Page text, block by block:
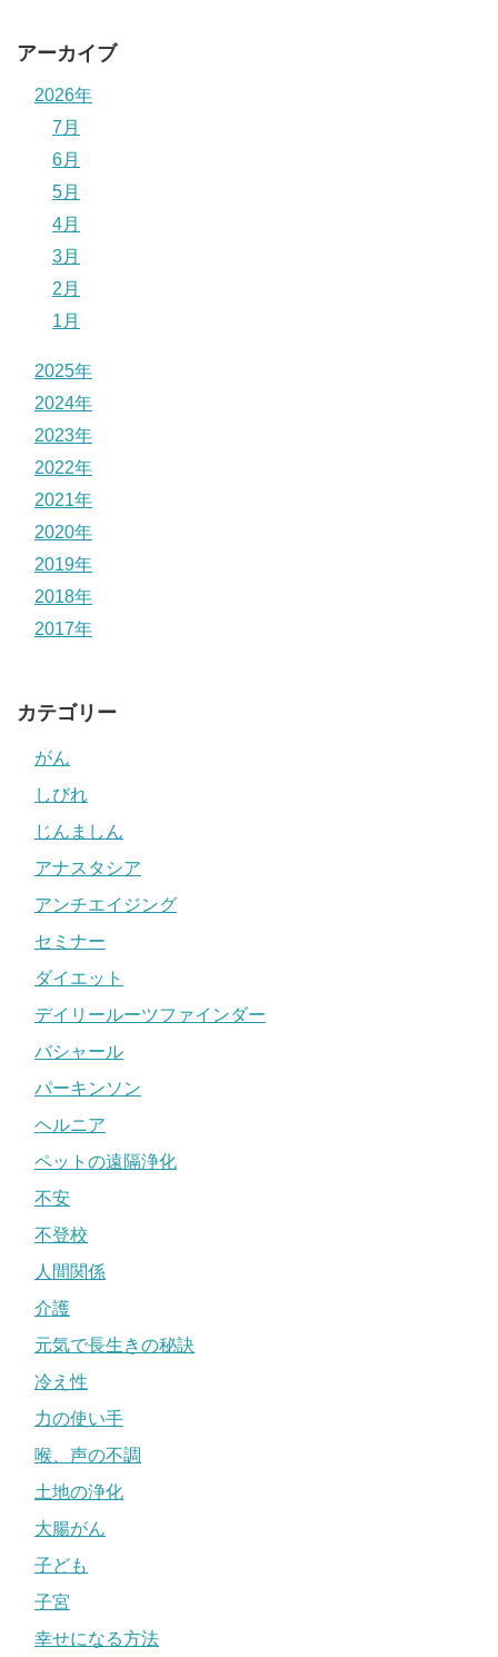
アーカイブ
2026年
7月
6月
5月
4月
3月
2月
1月
2025年
2024年
2023年
2022年
2021年
2020年
2019年
2018年
2017年
カテゴリー
がん
しびれ
じんましん
アナスタシア
アンチエイジング
セミナー
ダイエット
デイリールーツファインダー
バシャール
パーキンソン
ヘルニア
ペットの遠隔浄化
不安
不登校
人間関係
介護
元気で長生きの秘訣
冷え性
力の使い手
喉、声の不調
土地の浄化
大腸がん
子ども
子宮
幸せになる方法